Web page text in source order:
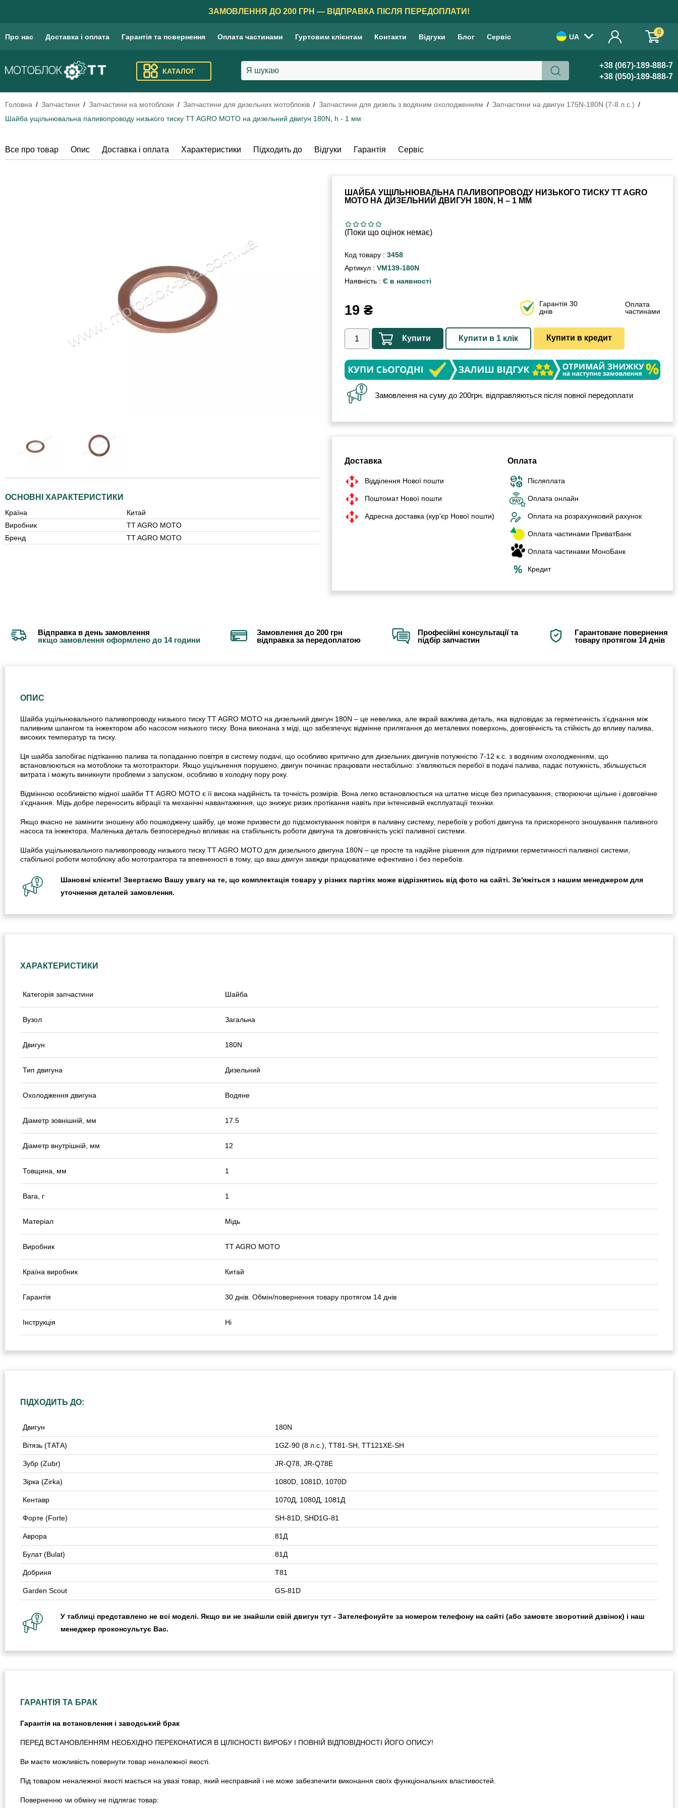
ЗАМОВЛЕННЯ ДО 200 ГРН — ВІДПРАВКА ПІСЛЯ ПЕРЕДОПЛАТИ!
Про нас Доставка і оплата Гарантія та повернення Оплата частинами Гуртовим клієнтам Контакти Відгуки Блог Сервіс UA
0
КАТАЛОГ
+38 (067)-189-888-7
+38 (050)-189-888-7
Головна Запчастини Запчастини на мотоблоки Запчастини для дизельних мотоблоків Запчастини для дизель з водяним охолодженням
Запчастини на двигун 175N-180N (7-8 л.с.)
Шайба ущільнювальна паливопроводу низького тиску TT AGRO MOTO на дизельний двигун 180N, h - 1 мм
Все про товар Опис Доставка і оплата Характеристики Підходить до Відгуки Гарантія Сервіс
ОСНОВНІ ХАРАКТЕРИСТИКИ
Країна
Китай
Виробник
TT AGRO MOTO
Бренд
TT AGRO MOTO
ШАЙБА УЩІЛЬНЮВАЛЬНА ПАЛИВОПРОВОДУ НИЗЬКОГО ТИСКУ TT AGRO
MOTO НА ДИЗЕЛЬНИЙ ДВИГУН 180N, H – 1 ММ
(Поки що оцінок немає)
Код товару : 3458
Артикул : VM139-180N
Наявність : Є в наявності
19 ₴
Гарантія 30
днів
Оплата
частинами
Купити Купити в 1 клік Купити в кредит
Замовлення на суму до 200грн. відправляються після повної передоплати
Доставка
Відділення Нової пошти
Поштомат Нової пошти
Адресна доставка (кур'єр Нової пошти)
Оплата
Післяплата
Оплата онлайн
Оплата на розрахунковий рахунок
Оплата частинами ПриватБанк
Оплата частинами МоноБанк
Кредит
Відправка в день замовлення
якщо замовлення оформлено до 14 години
Замовлення до 200 грн
відправка за передоплатою
Професійні консультації та
підбір запчастин
Гарантоване повернення
товару протягом 14 днів
ОПИС
Шайба ущільнювального паливопроводу низького тиску TT AGRO MOTO на дизельний двигун 180N – це невелика, але вкрай важлива деталь, яка відповідає за герметичність з’єднання між
паливним шлангом та інжектором або насосом низького тиску. Вона виконана з міді, що забезпечує відмінне прилягання до металевих поверхонь, довговічність та стійкість до впливу палива,
високих температур та тиску.
Ця шайба запобігає підтіканню палива та попаданню повітря в систему подачі, що особливо критично для дизельних двигунів потужністю 7-12 к.с. з водяним охолодженням, що
встановлюються на мотоблоки та мототрактори. Якщо ущільнення порушено, двигун починає працювати нестабільно: з’являються перебої в подачі палива, падає потужність, збільшується
витрата і можуть виникнути проблеми з запуском, особливо в холодну пору року.
Відмінною особливістю мідної шайби TT AGRO MOTO є її висока надійність та точність розмірів. Вона легко встановлюється на штатне місце без припасування, створюючи щільне і довговічне
з’єднання. Мідь добре переносить вібрації та механічні навантаження, що знижує ризик протікання навіть при інтенсивній експлуатації техніки.
Якщо вчасно не замінити зношену або пошкоджену шайбу, це може призвести до підсмоктування повітря в паливну систему, перебоїв у роботі двигуна та прискореного зношування паливного
насоса та інжектора. Маленька деталь безпосередньо впливає на стабільність роботи двигуна та довговічність усієї паливної системи.
Шайба ущільнювального паливопроводу низького тиску TT AGRO MOTO для дизельного двигуна 180N – це просте та надійне рішення для підтримки герметичності паливної системи,
стабільної роботи мотоблоку або мототрактора та впевненості в тому, що ваш двигун завжди працюватиме ефективно і без перебоїв.
Шановні клієнти! Звертаємо Вашу увагу на те, що комплектація товару у різних партіях може відрізнятись від фото на сайті. Зв'яжіться з нашим менеджером для
уточнення деталей замовлення.
ХАРАКТЕРИСТИКИ
Категорія запчастини Шайба
Вузол Загальна
Двигун 180N
Тип двигуна Дизельний
Охолодження двигуна Водяне
Діаметр зовнішній, мм 17.5
Діаметр внутрішній, мм 12
Товщина, мм 1
Вага, г 1
Матеріал Мідь
Виробник TT AGRO MOTO
Країна виробник Китай
Гарантія 30 днів. Обмін/повернення товару протягом 14 днів
Інструкція Ні
ПІДХОДИТЬ ДО:
Двигун 180N
Вітязь (ТАТА) 1GZ-90 (8 л.с.), TT81-SH, TT121XE-SH
Зубр (Zubr) JR-Q78, JR-Q78E
Зірка (Zirka) 1080D, 1081D, 1070D
Кентавр 1070Д, 1080Д, 1081Д
Форте (Forte) SH-81D, SHD1G-81
Аврора 81Д
Булат (Bulat) 81Д
Добриня Т81
Garden Scout GS-81D
У таблиці представлено не всі моделі. Якщо ви не знайшли свій двигун тут - Зателефонуйте за номером телефону на сайті (або замовте зворотний дзвінок) і наш
менеджер проконсультує Вас.
ГАРАНТІЯ ТА БРАК
Гарантія на встановлення і заводський брак
ПЕРЕД ВСТАНОВЛЕННЯМ НЕОБХІДНО ПЕРЕКОНАТИСЯ В ЦІЛІСНОСТІ ВИРОБУ І ПОВНІЙ ВІДПОВІДНОСТІ ЙОГО ОПИСУ!
Ви маєте можливість повернути товар неналежної якості.
Під товаром неналежної якості мається на увазі товар, який несправний і не може забезпечити виконання своїх функціональних властивостей.
Поверненню чи обміну не підлягає товар: